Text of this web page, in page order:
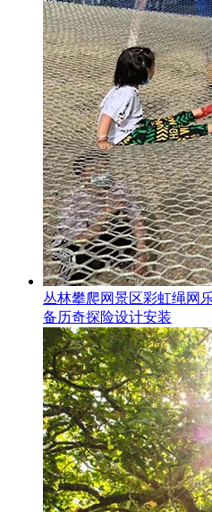
丛林攀爬网景区彩虹绳网
备历奇探险设计安装